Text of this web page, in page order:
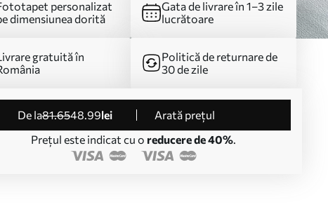
personalizat
dimensiunea dorită
Gata de livrare în 1–3 zile
lucrătoare
gratuită în
Politică de returnare de
30 de zile
de la81.6548.99lei
Arată prețul
Prețul este indicat cu o reducere de 40%.